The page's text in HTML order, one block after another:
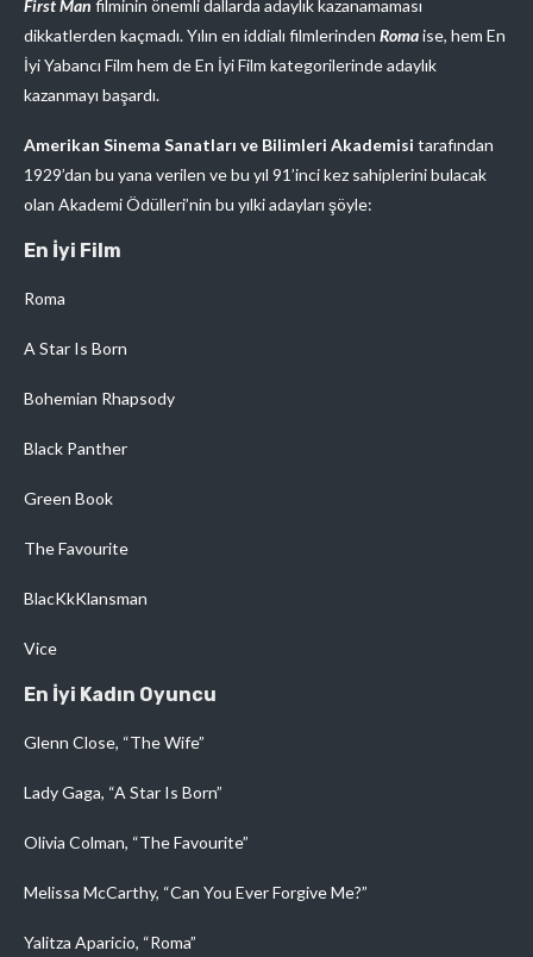
First Man filminin önemli dallarda adaylık kazanamaması
dikkatlerden kaçmadı. Yılın en iddialı filmlerinden Romaise, hem En
İyi Yabancı Film hem de En İyi Film kategorilerinde adaylık
kazanmayı başardı.
Amerikan Sinema Sanatları ve Bilimleri Akademisi tarafından
1929’dan bu yana verilen ve bu yıl 91’inci kez sahiplerini bulacak
olan Akademi Ödülleri’nin bu yılki adayları şöyle:
En İyi Film
Roma
A Star Is Born
Bohemian Rhapsody
Black Panther
Green Book
The Favourite
BlacKkKlansman
Vice
En İyi Kadın Oyuncu
Glenn Close, “The Wife”
Lady Gaga, “A Star Is Born”
Olivia Colman, “The Favourite”
Melissa McCarthy, “Can You Ever Forgive Me?”
Yalitza Aparicio, “Roma”